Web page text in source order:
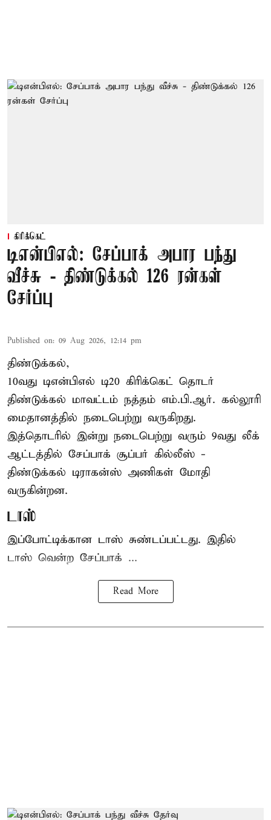
கிரிக்கெட்
டிஎன்பிஎல்: சேப்பாக் அபார பந்து
வீச்சு - திண்டுக்கல் 126 ரன்கள்
சேர்ப்பு
Published on: 09 Aug 2026, 12:14 pm
திண்டுக்கல்,
10வது டிஎன்பிஎல் டி20 கிரிக்கெட் தொடர்
திண்டுக்கல் மாவட்டம் நத்தம் எம்.பி.ஆர். கல்லூரி
மைதானத்தில் நடைபெற்று வருகிறது.
இத்தொடரில் இன்று நடைபெற்று வரும் 9வது லீக்
ஆட்டத்தில் சேப்பாக் சூப்பர் கில்லீஸ் -
திண்டுக்கல் டிராகன்ஸ் அணிகள் மோதி
வருகின்றன.
டாஸ்
இப்போட்டிக்கான டாஸ் சுண்டப்பட்டது. இதில்
டாஸ் வென்ற சேப்பாக் ...
Read More